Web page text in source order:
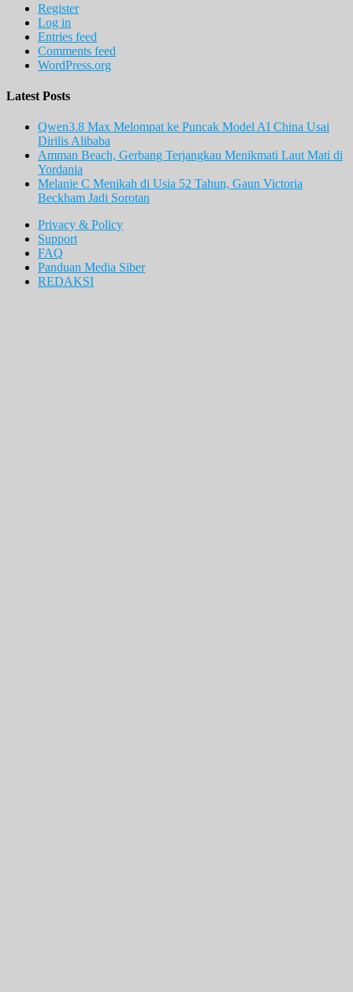
Register
Log in
Entries feed
Comments feed
WordPress.org
Latest Posts
Qwen3.8 Max Melompat ke Puncak Model AI China Usai
Dirilis Alibaba
Amman Beach, Gerbang Terjangkau Menikmati Laut Mati di
Yordania
Melanie C Menikah di Usia 52 Tahun, Gaun Victoria
Beckham Jadi Sorotan
Privacy & Policy
Support
FAQ
Panduan Media Siber
REDAKSI